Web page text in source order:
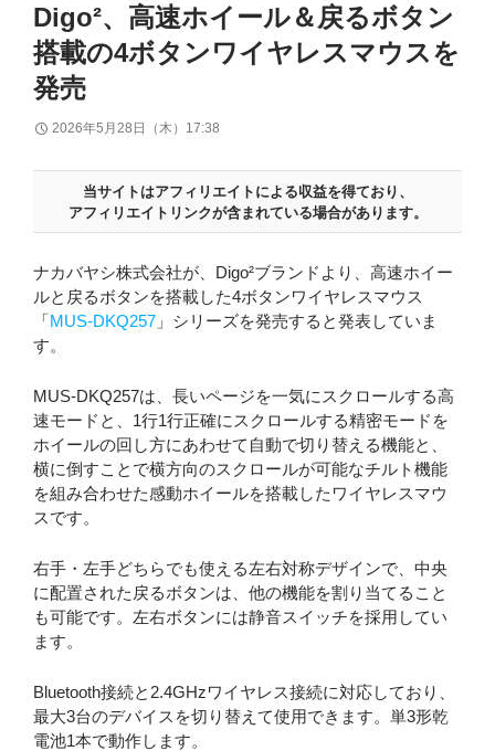
Digo²、高速ホイール＆戻るボタン
搭載の4ボタンワイヤレスマウスを
発売
2026年5月28日（木）17:38
当サイトはアフィリエイトによる収益を得ており、
アフィリエイトリンクが含まれている場合があります。
ナカバヤシ株式会社が、Digo²ブランドより、高速ホイー
ルと戻るボタンを搭載した4ボタンワイヤレスマウス
「MUS-DKQ257 」シリーズを発売すると発表していま
す。
MUS-DKQ257は、長いページを一気にスクロールする高
速モードと、1行1行正確にスクロールする精密モードを
ホイールの回し方にあわせて自動で切り替える機能と、
横に倒すことで横方向のスクロールが可能なチルト機能
を組み合わせた感動ホイールを搭載したワイヤレスマウ
スです。
右手・左手どちらでも使える左右対称デザインで、中央
に配置された戻るボタンは、他の機能を割り当てること
も可能です。左右ボタンには静音スイッチを採用してい
ます。
Bluetooth接続と2.4GHzワイヤレス接続に対応しており、
最大3台のデバイスを切り替えて使用できます。単3形乾
電池1本で動作します。